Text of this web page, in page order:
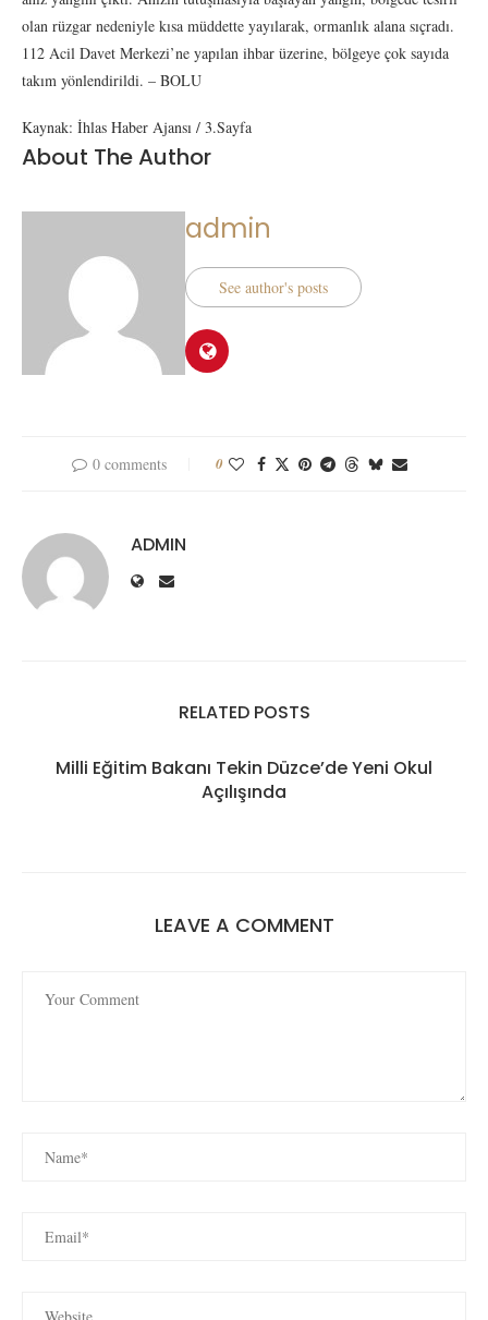
olan rüzgar nedeniyle kısa müddette yayılarak, ormanlık alana sıçradı.
112 Acil Davet Merkezi’ne yapılan ihbar üzerine, bölgeye çok sayıda
takım yönlendirildi. – BOLU
Kaynak: İhlas Haber Ajansı / 3.Sayfa
About The Author
admin
See author's posts
0 comments 0
ADMIN
RELATED POSTS
Milli Eğitim Bakanı Tekin Düzce’de Yeni Okul
Açılışında
LEAVE A COMMENT